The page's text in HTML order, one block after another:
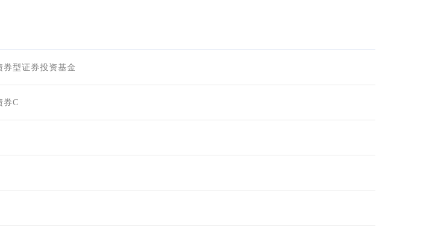
型证券投资基金
券C